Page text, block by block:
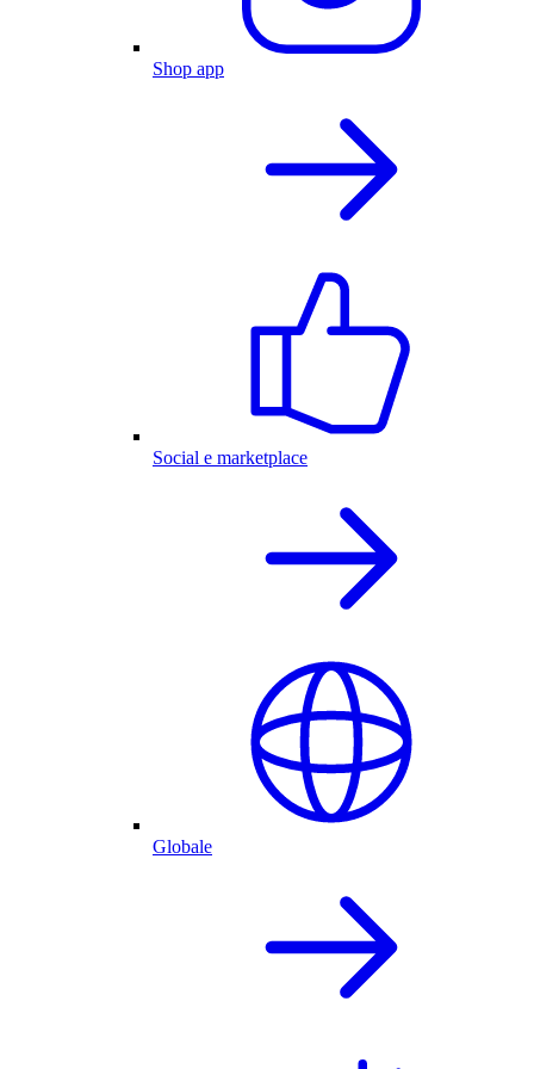
Shop app
Social e marketplace
Globale